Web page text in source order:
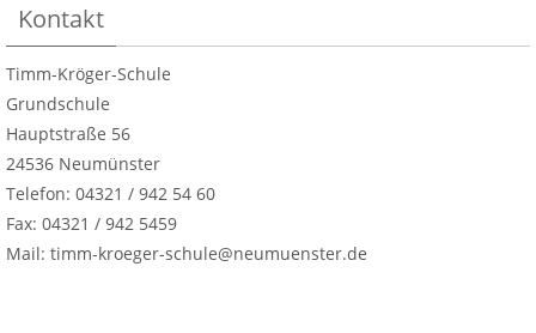
Kontakt
Timm-Kröger-Schule
Grundschule
Hauptstraße 56
24536 Neumünster
Telefon: 04321 / 942 54 60
Fax: 04321 / 942 5459
Mail: timm-kroeger-schule@neumuenster.de